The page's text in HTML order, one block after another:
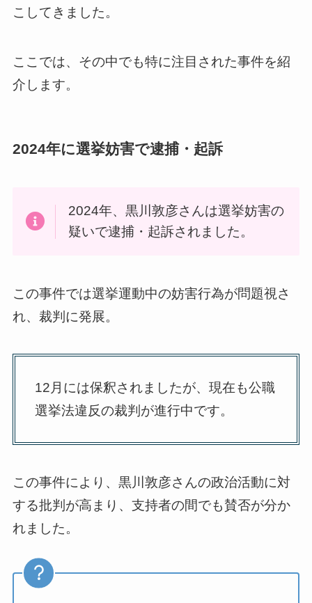
こしてきました。
ここでは、その中でも特に注目された事件を紹
介します。
2024年に選挙妨害で逮捕・起訴
2024年、黒川敦彦さんは選挙妨害の
疑いで逮捕・起訴されました。
この事件では選挙運動中の妨害行為が問題視さ
れ、裁判に発展。
12月には保釈されましたが、現在も公職
選挙法違反の裁判が進行中です。
この事件により、黒川敦彦さんの政治活動に対
する批判が高まり、支持者の間でも賛否が分か
れました。